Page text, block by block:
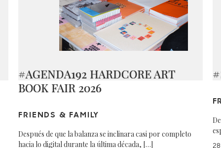
#AGENDA192 HARDCORE ART
BOOK FAIR 2026
FRIENDS & FAMILY
Después de que la balanza se inclinara casi por completo
hacia lo digital durante la última década, […]